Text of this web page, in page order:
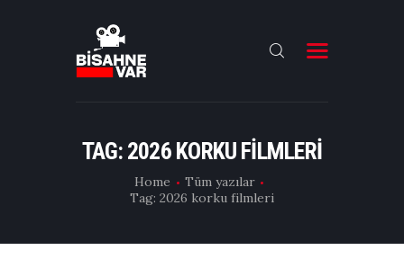
TAG: 2026 KORKU FILMLERI
Home
Tüm yazılar
Tag: 2026 korku filmleri
FILMLER
OYUNCULAR
DAHA FAZLASI